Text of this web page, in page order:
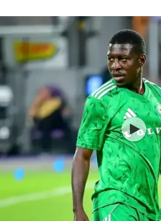
אביב
באר שבע
ליגה סינית
ליגה ברזילאית
ליגות נוספות